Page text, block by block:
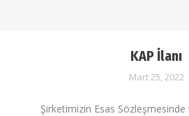
KAP İlanı
Mart 25, 2022
Şirketimizin Esas